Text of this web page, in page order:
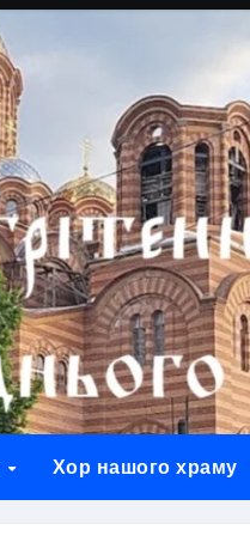
Хор нашого храму